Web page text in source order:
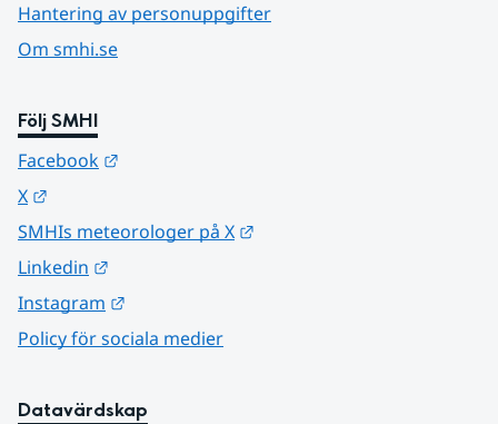
Hantering av personuppgifter
Om smhi.se
Följ SMHI
Facebook
X
SMHIs meteorologer på X
Linkedin
Instagram
Policy för sociala medier
Datavärdskap